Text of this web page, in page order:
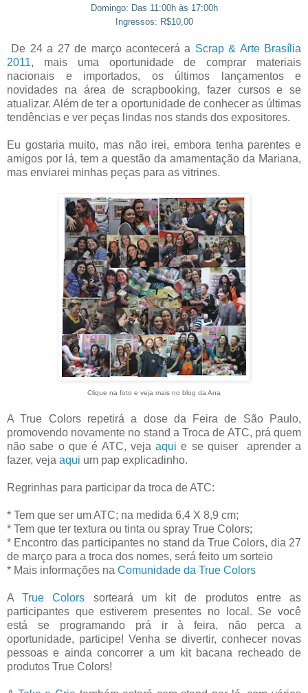
Domingo: Das 11:00h às 17:00h
Ingressos: R$10,00
De 24 a 27 de março acontecerá a Scrap & Arte Brasília
2011, mais uma oportunidade de comprar materiais
nacionais e importados, os últimos lançamentos e
novidades na área de scrapbooking, fazer cursos e se
atualizar. Além de ter a oportunidade de conhecer as últimas
tendências e ver peças lindas nos stands dos expositores.
Eu gostaria muito, mas não irei, embora tenha parentes e
amigos por lá, tem a questão da amamentação da Mariana,
mas enviarei minhas peças para as vitrines.
Clique na foto e veja mais no blog da Ana
A True Colors repetirá a dose da Feira de São Paulo,
promovendo novamente no stand a Troca de ATC, prá quem
não sabe o que é ATC, vejaaqui e se quiser aprender a
fazer, veja aqui um pap explicadinho.
Regrinhas para participar da troca de ATC:
* Tem que ser um ATC; na medida 6,4 X 8,9 cm;
* Tem que ter textura ou tinta ou spray True Colors;
* Encontro das participantes no stand da True Colors, dia 27
de março para a troca dos nomes, será feito um sorteio
* Mais informações na Comunidade da True Colors
ATrue Colors sorteará um kit de produtos entre as
participantes que estiverem presentes no local. Se você
está se programando prá ir à feira, não perca a
oportunidade, participe! Venha se divertir, conhecer novas
pessoas e ainda concorrer a um kit bacana recheado de
produtos True Colors!